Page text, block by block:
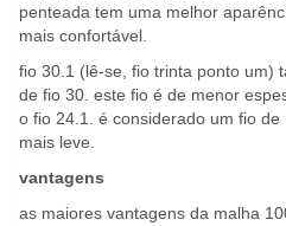
penteada tem uma melhor
mais confortável.
fio 30.1 (lê-se, fio trinta ponto um)
de fio 30. este fio é de menor
o fio 24.1. é considerado um fio
mais leve.
vantagens
as maiores vantagens da malha